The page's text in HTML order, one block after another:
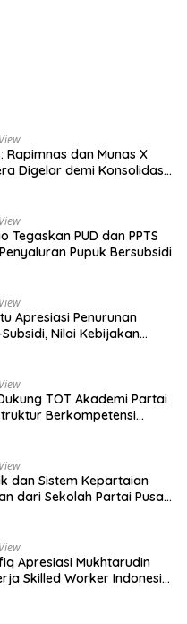
Rapimnas dan Munas X
Digelar demi Konsolidasi
Tegaskan PUD dan PPTS
Pupuk Bersubsidi
Apresiasi Penurunan
Nilai Kebijakan
TOT Akademi Partai
Berkompetensi
dan Sistem Kepartaian
dari Sekolah Partai Pusat
Apresiasi Mukhtarudin
Skilled Worker Indonesia